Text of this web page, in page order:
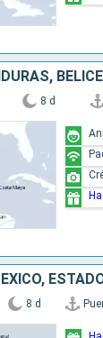
8 d
8 d